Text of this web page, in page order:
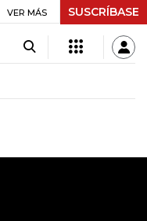
+$ 0,05 +0,01%
VER MÁS SUSCRÍBASE